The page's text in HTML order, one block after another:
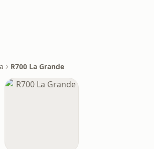
R700 La Grande